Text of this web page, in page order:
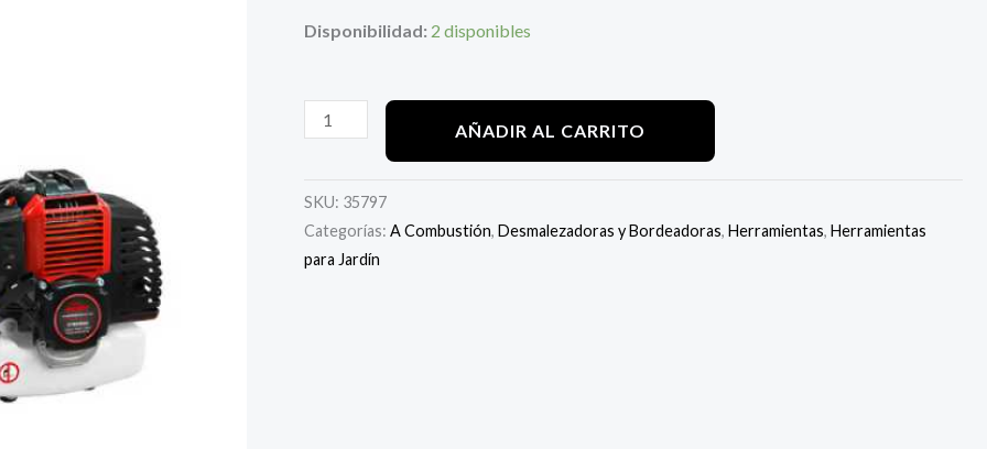
Disponibilidad: 2 disponibles
AÑADIR AL CARRITO
SKU: 35797
Categorías: A Combustión, Desmalezadoras y Bordeadoras, Herramientas, Herramientas
para Jardín